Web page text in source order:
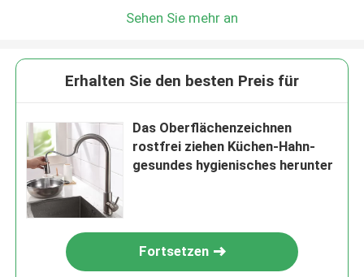
Sehen Sie mehr an
Erhalten Sie den besten Preis für
Das Oberflächenzeichnen
rostfrei ziehen Küchen-Hahn-
gesundes hygienisches herunter
Fortsetzen